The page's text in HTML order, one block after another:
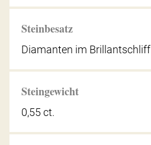
Steinbesatz
Diamanten im Brillantschliff
Steingewicht
0,55 ct.